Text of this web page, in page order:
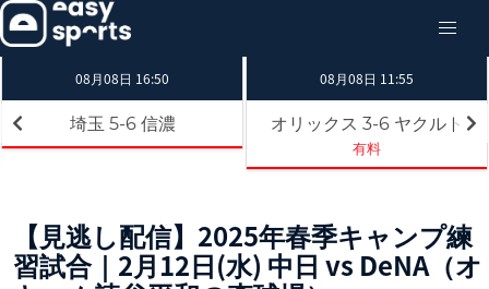
08月08日 16:50
埼玉 5-6 信濃
08月08日 11:55
オリックス 3-6 ヤクルト
有料
【見逃し配信】2025年春季キャンプ練
習試合｜2月12日(水) 中日 vs DeNA（オ